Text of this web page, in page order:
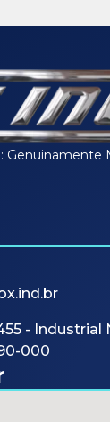
Genuinamente
- Industrial
000